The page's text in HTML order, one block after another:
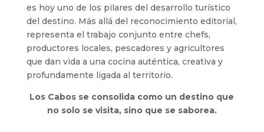
es hoy uno de los pilares del desarrollo turístico
del destino. Más allá del reconocimiento editorial,
representa el trabajo conjunto entre chefs,
productores locales, pescadores y agricultores
que dan vida a una cocina auténtica, creativa y
profundamente ligada al territorio.
Los Cabos se consolida como un destino que
no solo se visita, sino que se saborea.